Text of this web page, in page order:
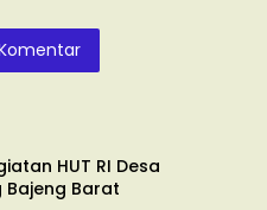
HUT RI Desa
Barat